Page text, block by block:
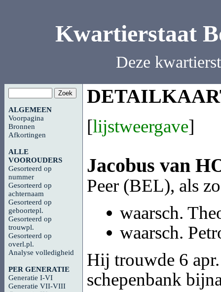
Kwartierstaat
Deze
ALGEMEEN
Voorpagina
Bronnen
Afkortingen
ALLE
VOOROUDERS
Gesorteerd op
nummer
Gesorteerd op
achternaam
Gesorteerd op
geboortepl.
Gesorteerd op
trouwpl.
Gesorteerd op
overl.pl.
Analyse volledigheid
PER GENERATIE
Generatie I-VI
Generatie VII-VIII
[lijstweergave]
Jacobus van
Peer (BEL), als
waarsch.
waarsch.
Hij trouwde 6
schepenbank